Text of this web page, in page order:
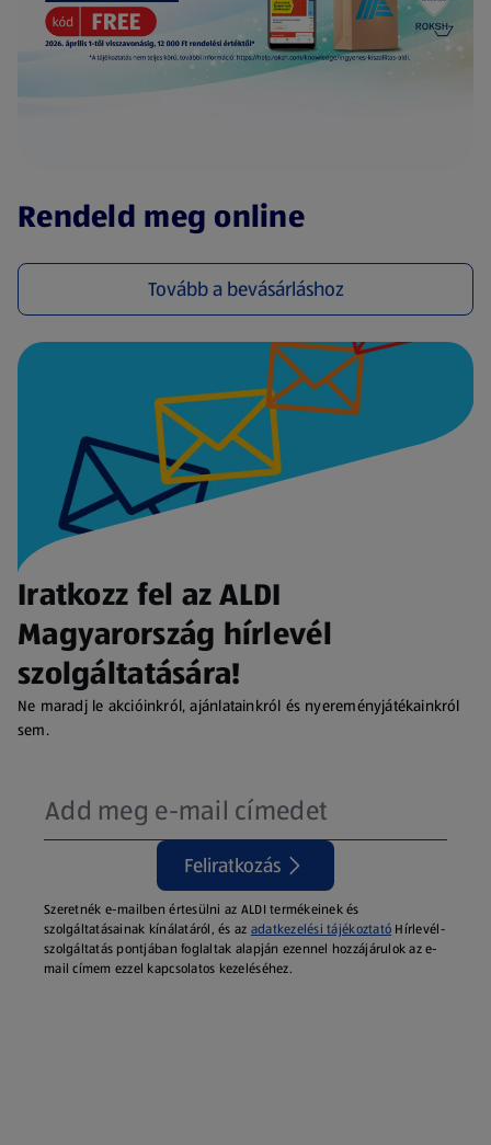
Rendeld meg online
Tovább a bevásárláshoz
(új oldalon nyílik meg)
Iratkozz fel az ALDI
Magyarország hírlevél
szolgáltatására!
Ne maradj le akcióinkról, ajánlatainkról és nyereményjátékainkról
sem.
Feliratkozás
Szeretnék e-mailben értesülni az ALDI termékeinek és
szolgáltatásainak kínálatáról, és az adatkezelési tájékoztató Hírlevél-
szolgáltatás pontjában foglaltak alapján ezennel hozzájárulok az e-
mail címem ezzel kapcsolatos kezeléséhez.